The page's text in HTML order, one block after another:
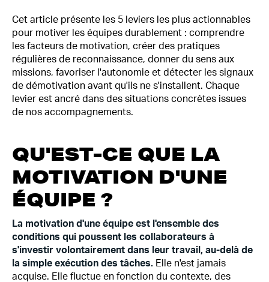
Cet article présente les 5 leviers les plus actionnables
pour motiver les équipes durablement : comprendre
les facteurs de motivation, créer des pratiques
régulières de reconnaissance, donner du sens aux
missions, favoriser l'autonomie et détecter les signaux
de démotivation avant qu'ils ne s'installent. Chaque
levier est ancré dans des situations concrètes issues
de nos accompagnements.
QU'EST-CE QUE LA
MOTIVATION D'UNE
ÉQUIPE ?
La motivation d'une équipe est l'ensemble des
conditions qui poussent les collaborateurs à
s'investir volontairement dans leur travail, au-delà de
la simple exécution des tâches. Elle n'est jamais
acquise. Elle fluctue en fonction du contexte, des